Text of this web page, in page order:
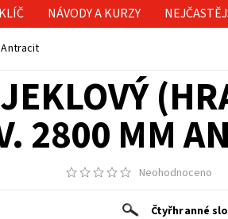
NÁVODY A KURZY
2800 MM
Neohodnoceno
Čtyřhranné